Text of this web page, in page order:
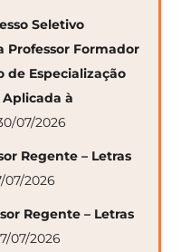
Seletivo
Formador
de Especialização
à
07/2026
Regente – Letras
07/2026
Regente – Letras
07/2026